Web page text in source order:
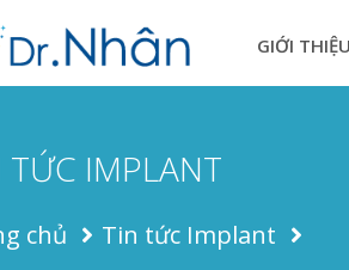
GIỚI THIỆU
TỨC IMPLANT
chủ Tin tức Implant